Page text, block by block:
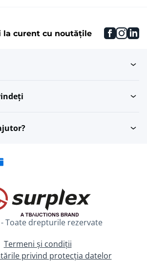
curent cu noutățile
Toate drepturile rezervate
Termeni și condiții
privind protecția datelor